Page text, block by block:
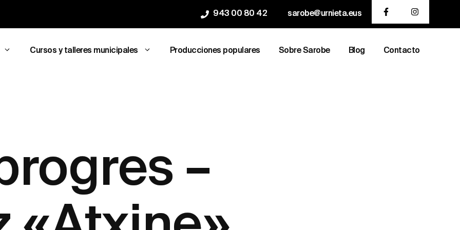
943 00 80 42 sarobe@urnieta.eus
Cursos y talleres municipales Producciones populares Sobre Sarobe Blog Contacto
–